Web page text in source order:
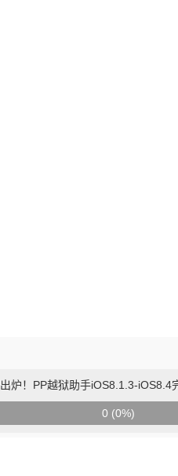
炉！PP越狱助手iOS8.1.3-iOS8.4
0 (0%)